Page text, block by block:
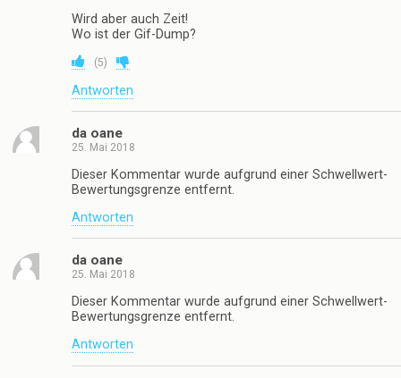
Wird aber auch Zeit!
Wo ist der Gif-Dump?
(5)
Antworten
da oane
25. Mai 2018
Dieser Kommentar wurde aufgrund einer Schwellwert-
Bewertungsgrenze entfernt.
Antworten
da oane
25. Mai 2018
Dieser Kommentar wurde aufgrund einer Schwellwert-
Bewertungsgrenze entfernt.
Antworten